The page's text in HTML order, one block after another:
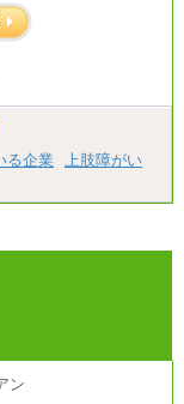
る企業
上肢障がい